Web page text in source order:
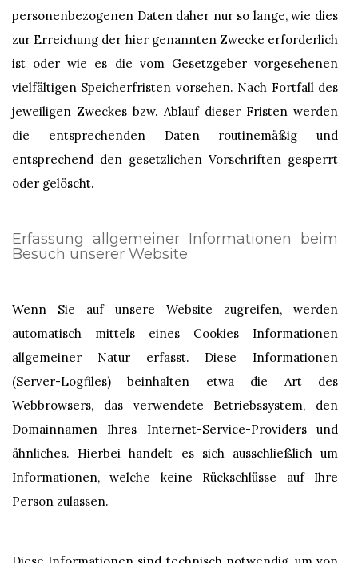
personenbezogenen Daten daher nur so lange, wie dies
zur Erreichung der hier genannten Zwecke erforderlich
ist oder wie es die vom Gesetzgeber vorgesehenen
vielfältigen Speicherfristen vorsehen. Nach Fortfall des
jeweiligen Zweckes bzw. Ablauf dieser Fristen werden
die entsprechenden Daten routinemäßig und
entsprechend den gesetzlichen Vorschriften gesperrt
oder gelöscht.
Erfassung allgemeiner Informationen beim
Besuch unserer Website
Wenn Sie auf unsere Website zugreifen, werden
automatisch mittels eines Cookies Informationen
allgemeiner Natur erfasst. Diese Informationen
(Server-Logfiles) beinhalten etwa die Art des
Webbrowsers, das verwendete Betriebssystem, den
Domainnamen Ihres Internet-Service-Providers und
ähnliches. Hierbei handelt es sich ausschließlich um
Informationen, welche keine Rückschlüsse auf Ihre
Person zulassen.